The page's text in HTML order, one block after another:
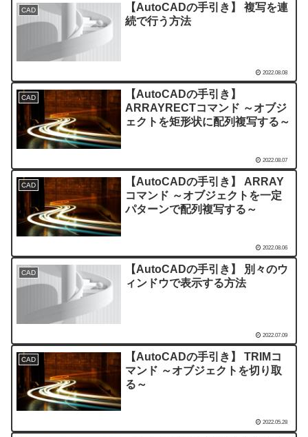
CAD
【AutoCADの手引き】 複写を連
続で行う方法
2022.08.08
CAD
【AutoCADの手引き】
ARRAYRECTコマンド ～オブジ
ェクトを矩形状に配列複写する～
2022.08.07
CAD
【AutoCADの手引き】 ARRAY
コマンド ～オブジェクトを一定
パターンで配列複写する～
2022.08.06
CAD
【AutoCADの手引き】 別々のウ
ィンドウで表示する方法
2022.07.09
CAD
【AutoCADの手引き】 TRIMコ
マンド ～オブジェクトを切り取
る～
2022.05.28